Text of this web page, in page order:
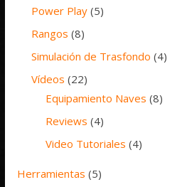
Power Play (5)
Rangos (8)
Simulación de Trasfondo (4)
Vídeos (22)
Equipamiento Naves (8)
Reviews (4)
Video Tutoriales (4)
Herramientas (5)